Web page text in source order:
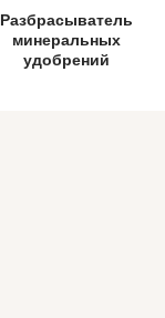
Разбрасыватель
минеральных
удобрений